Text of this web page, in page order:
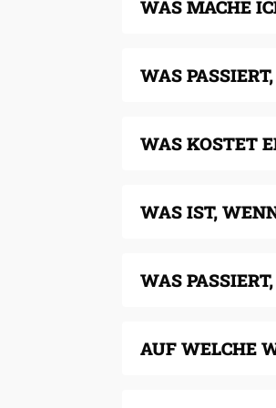
WAS MACHE
WAS
WAS KOSTET
WAS IST,
WAS
AUF WELCHE